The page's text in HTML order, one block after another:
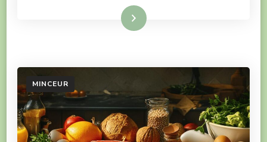
Lire la suite
MINCEUR